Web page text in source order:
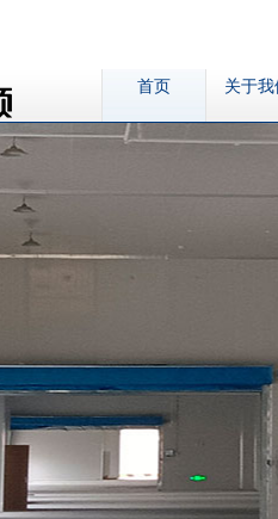
首页 关于我